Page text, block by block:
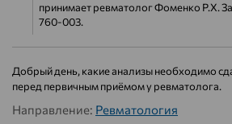
принимает ревматолог Фоменко Р.Х.
760-003.
Добрый день, какие анализы необходимо
перед первичным приёмом у ревматолога.
Направление: Ревматология